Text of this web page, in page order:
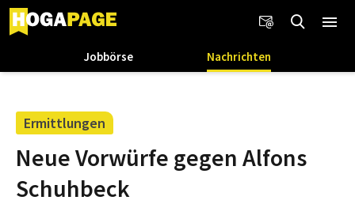
Jobbörse Nachrichten
Ermittlungen
Neue Vorwürfe gegen Alfons
Schuhbeck